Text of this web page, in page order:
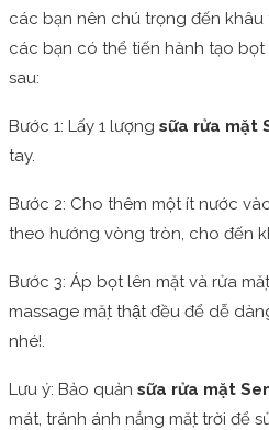
các bạn nên chú trọng đến khâu
các bạn có thể tiến hành tạo
sau:
Bước 1: Lấy 1 lượng sữa rửa mặt
tay.
Bước 2: Cho thêm một ít nước
theo hướng vòng tròn, cho đến
Bước 3: Áp bọt lên mặt và rửa
massage mặt thật đều để dễ
nhé!.
Lưu ý: Bảo quản sữa rửa mặt
mát, tránh ánh nắng mặt trời để